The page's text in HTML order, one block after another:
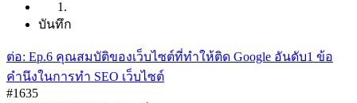
บันทึก
ต่อ: Ep.6 คุณสมบัติของเว็บไซต์ที่ทำให้ติด Google อันดับ1 ข้อ
คำนึงในการทำ SEO เว็บไซต์
#1635